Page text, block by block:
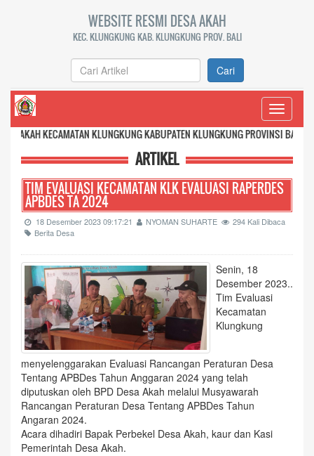
WEBSITE RESMI DESA AKAH
KEC. KLUNGKUNG KAB. KLUNGKUNG PROV. BALI
Cari
Toggle
KLUNGKUNG KABUPATEN KLUNGKUNG PROVINSI BALI
ARTIKEL
TIM EVALUASI KECAMATAN KLK EVALUASI RAPERDES
APBDES TA 2024
18 Desember 2023 09:17:21 NYOMAN SUHARTE
294 Kali Dibaca
Berita Desa
Senin, 18
Desember 2023..
Tim Evaluasi
Kecamatan
Klungkung
menyelenggarakan Evaluasi Rancangan Peraturan Desa
Tentang APBDes Tahun Anggaran 2024 yang telah
diputuskan oleh BPD Desa Akah melalui Musyawarah
Rancangan Peraturan Desa Tentang APBDes Tahun
Angaran 2024.
Acara dihadiri Bapak Perbekel Desa Akah, kaur dan Kasi
Pemerintah Desa Akah.